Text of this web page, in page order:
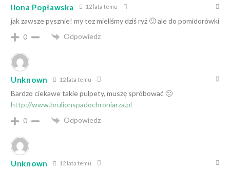
Ilona Popławska 12 lata temu
jak zawsze pysznie! my tez mieliśmy dziś ryż 🙂 ale do pomidorówki
0
Odpowiedz
Unknown 12 lata temu
Bardzo ciekawe takie pulpety, muszę spróbować 🙂
http://www.brulionspadochroniarza.pl
0
Odpowiedz
Unknown 12 lata temu